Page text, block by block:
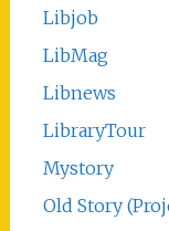
Libjob
LibMag
Libnews
LibraryTour
Mystory
Old Story